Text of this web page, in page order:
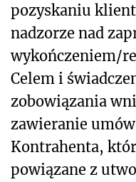
pozyskaniu
nadzorze nad
wykończeniem/
Celem i
zobowiązania
zawieranie
Kontrahenta,
powiązane z